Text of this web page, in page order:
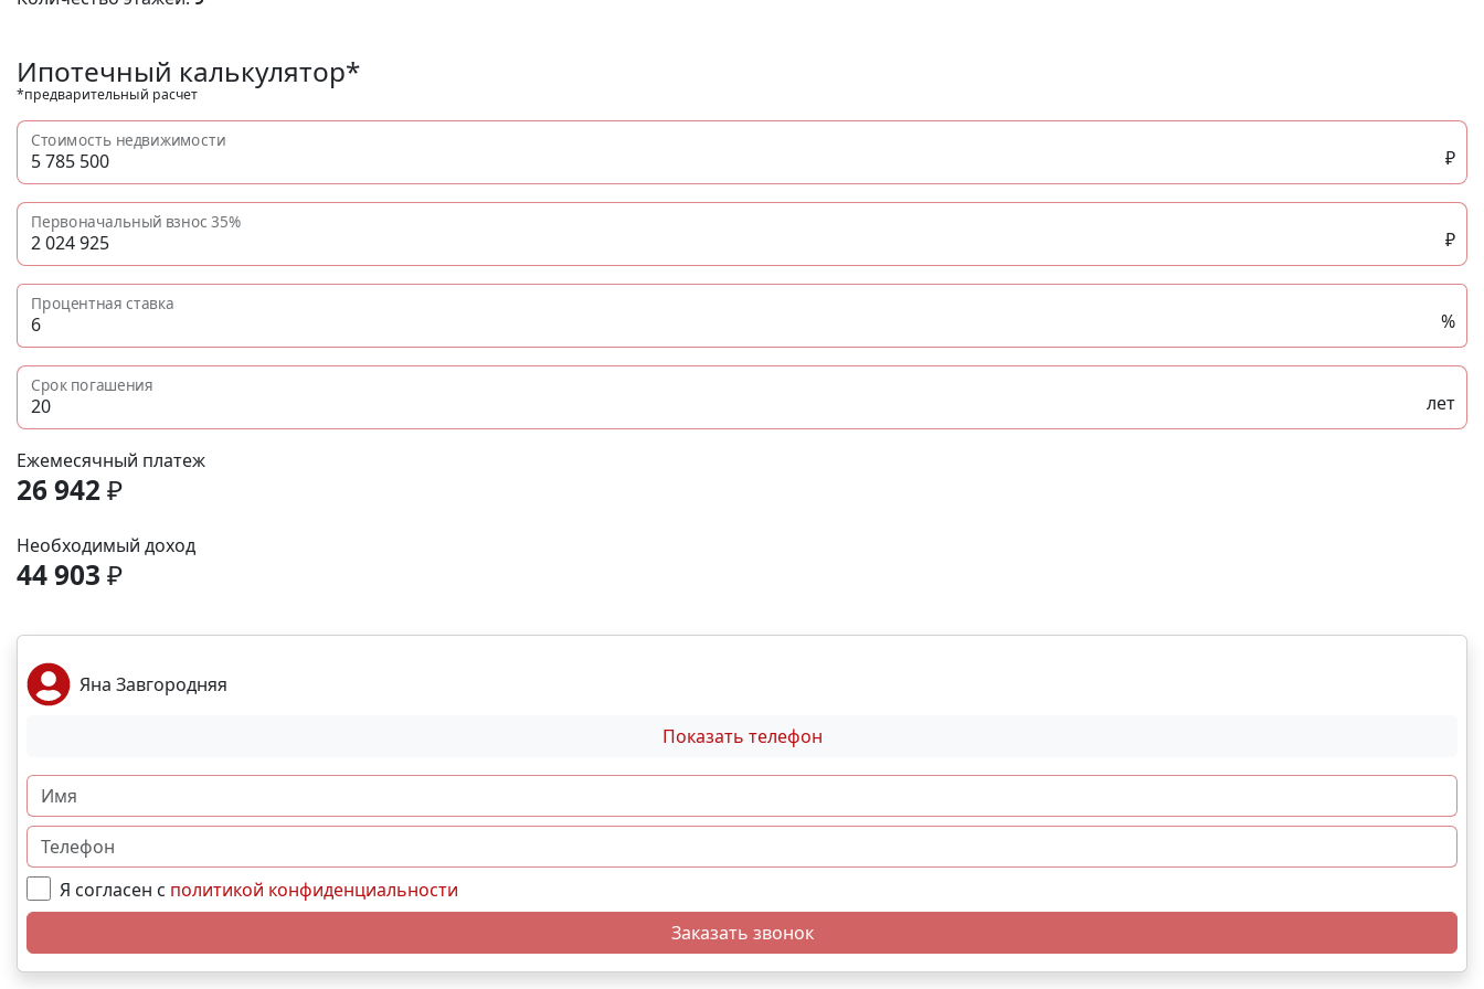
Ипотечный калькулятор*
*предварительный расчет
Стоимость недвижимости
₽
Первоначальный взнос35%
₽
Процентная ставка
%
Срок погашения
лет
Ежемесячный платеж
26 942₽
Необходимый доход
44 903 ₽
Яна Завгородняя
Показать телефон
Я согласен с политикой конфиденциальности
Заказать звонок